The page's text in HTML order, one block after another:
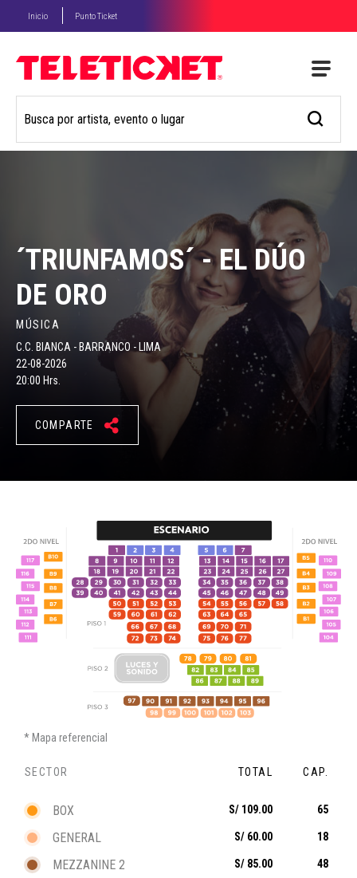
Inicio Punto Ticket
´TRIUNFAMOS´ - EL DÚO
DE ORO
MÚSICA
C.C. BIANCA - BARRANCO - LIMA
22-08-2026
20:00 Hrs.
COMPARTE
Mapa referencial
SECTOR TOTAL CAP.
BOX S/ 109.00 65
GENERAL S/ 60.00 18
MEZZANINE 2 S/ 85.00 48